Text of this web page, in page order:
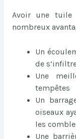
Avoir une tuile
nombreux
Un
de
Une
tempêtes
Un
oiseaux
les
Une